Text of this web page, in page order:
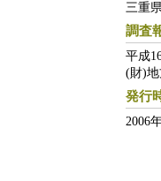
三重
調査
平成
(財)
発行
2006